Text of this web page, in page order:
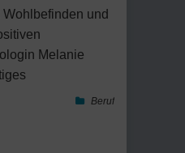
und
Melanie
Beruf